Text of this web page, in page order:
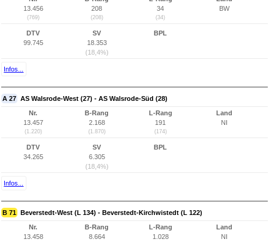
13.456
(769)
208
(208)
34
(34)
BW
DTV
99.745
SV
18.353
(18,4%)
BPL
Infos...
A 27 AS Walsrode-West (27) - AS Walsrode-Süd (28)
Nr.
13.457
(1.220)
B-Rang
2.168
(1.870)
L-Rang
191
(174)
Land
NI
DTV
34.265
SV
6.305
(18,4%)
BPL
Infos...
B 71 Beverstedt-West (L 134) - Beverstedt-Kirchwistedt (L 122)
Nr.
13.458
B-Rang
8.664
L-Rang
1.028
Land
NI